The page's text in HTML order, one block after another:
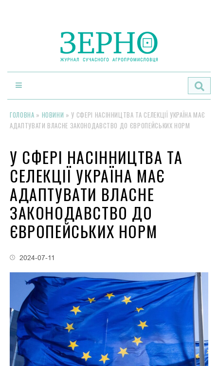
ГОЛОВНА » НОВИНИ » У СФЕРІ НАСІННИЦТВА ТА СЕЛЕКЦІЇ УКРАЇНА МАЄ
АДАПТУВАТИ ВЛАСНЕ ЗАКОНОДАВСТВО ДО ЄВРОПЕЙСЬКИХ НОРМ
У СФЕРІ НАСІННИЦТВА ТА
СЕЛЕКЦІЇ УКРАЇНА МАЄ
АДАПТУВАТИ ВЛАСНЕ
ЗАКОНОДАВСТВО ДО
ЄВРОПЕЙСЬКИХ НОРМ
2024-07-11